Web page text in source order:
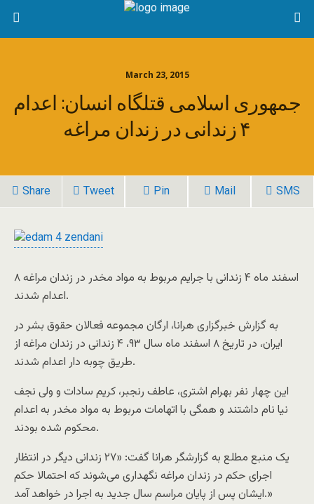
March 23, 2015
جمهوری اسلامی قتلگاه انسان: اعدام
۴ زندانی در زندان مراغه
Share Tweet Pin Mail SMS
۸ اسفند ماه ۴ زندانی با جرایم مربوط به مواد مخدر در زندان مراغه
اعدام شدند.
به گزارش خبرگزارى هرانا، ارگان مجموعه فعالان حقوق بشر در
ایران، در تاریخ ۸ اسفند ماه سال ۹۳، ۴ زندانی در زندان مراغه از
طریق چوبه دار اعدام شدند.
این چهار نفر بهرام اشتری، عاطف رنجبر، کریم سادات و ولی نجف
نیا نام داشتند و همگی با اتهامات مربوط به مواد مخدر به اعدام
محکوم شده بودند.
یک منبع مطلع به گزارشگر هرانا گفت: «۲۷ زندانی دیگر در انتظار
اجرای حکم در زندان مراغه نگهداری می‌شوند که احتمالا حکم
ایشان پس از پایان مراسم سال جدید به اجرا در خواهد آمد.»